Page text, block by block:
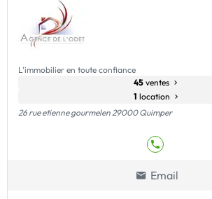
L’immobilier en toute confiance
45 ventes
1 location
26 rue etienne gourmelen 29000 Quimper
Email